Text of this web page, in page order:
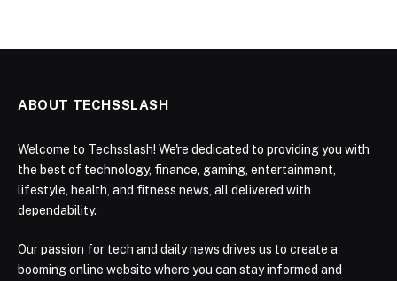
ABOUT TECHSSLASH
Welcome to Techsslash! We're dedicated to providing you with
the best of technology, finance, gaming, entertainment,
lifestyle, health, and fitness news, all delivered with
dependability.
Our passion for tech and daily news drives us to create a
booming online website where you can stay informed and